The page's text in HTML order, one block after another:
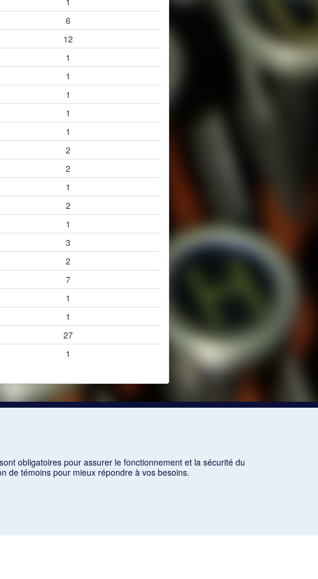
6
12
1
1
1
1
1
2
2
1
2
1
3
2
7
1
1
27
1
obligatoires pour assurer le fonctionnement et la sécurité du
de témoins pour mieux répondre à vos besoins.